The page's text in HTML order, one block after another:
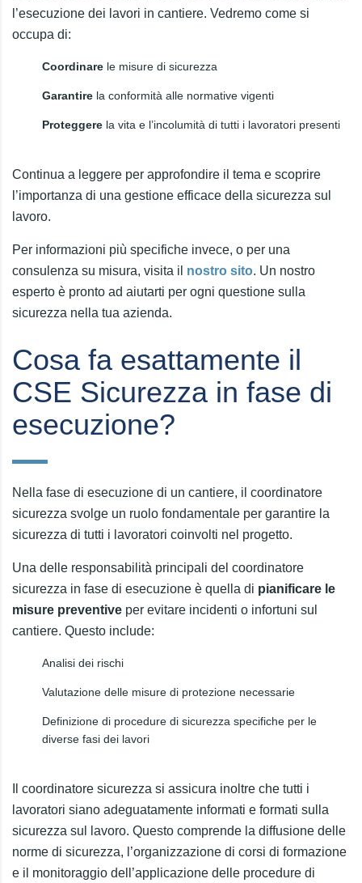
l’esecuzione dei lavori in cantiere. Vedremo come si
occupa di:
Coordinare le misure di sicurezza
Garantire la conformità alle normative vigenti
Proteggere la vita e l’incolumità di tutti i lavoratori presenti
Continua a leggere per approfondire il tema e scoprire
l’importanza di una gestione efficace della sicurezza sul
lavoro.
Per informazioni più specifiche invece, o per una
consulenza su misura, visita il nostro sito. Un nostro
esperto è pronto ad aiutarti per ogni questione sulla
sicurezza nella tua azienda.
Cosa fa esattamente il
CSE Sicurezza in fase di
esecuzione?
Nella fase di esecuzione di un cantiere, il coordinatore
sicurezza svolge un ruolo fondamentale per garantire la
sicurezza di tutti i lavoratori coinvolti nel progetto.
Una delle responsabilità principali del coordinatore
sicurezza in fase di esecuzione è quella di pianificare le
misure preventive per evitare incidenti o infortuni sul
cantiere. Questo include:
Analisi dei rischi
Valutazione delle misure di protezione necessarie
Definizione di procedure di sicurezza specifiche per le
diverse fasi dei lavori
Il coordinatore sicurezza si assicura inoltre che tutti i
lavoratori siano adeguatamente informati e formati sulla
sicurezza sul lavoro. Questo comprende la diffusione delle
norme di sicurezza, l’organizzazione di corsi di formazione
e il monitoraggio dell’applicazione delle procedure di